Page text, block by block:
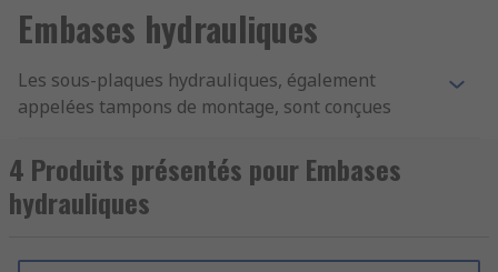
Embases hydrauliques
Les sous-plaques hydrauliques, également
appelées tampons de montage, sont conçues
tuyauterie sur le terrain. Comme un tableau de
distribution sur un circuit, les sous-plaques
hydrauliques vous permettent de contrôler la
composants dans les machines hydrauliques.
4 Produits présentés pour Embases
hydrauliques